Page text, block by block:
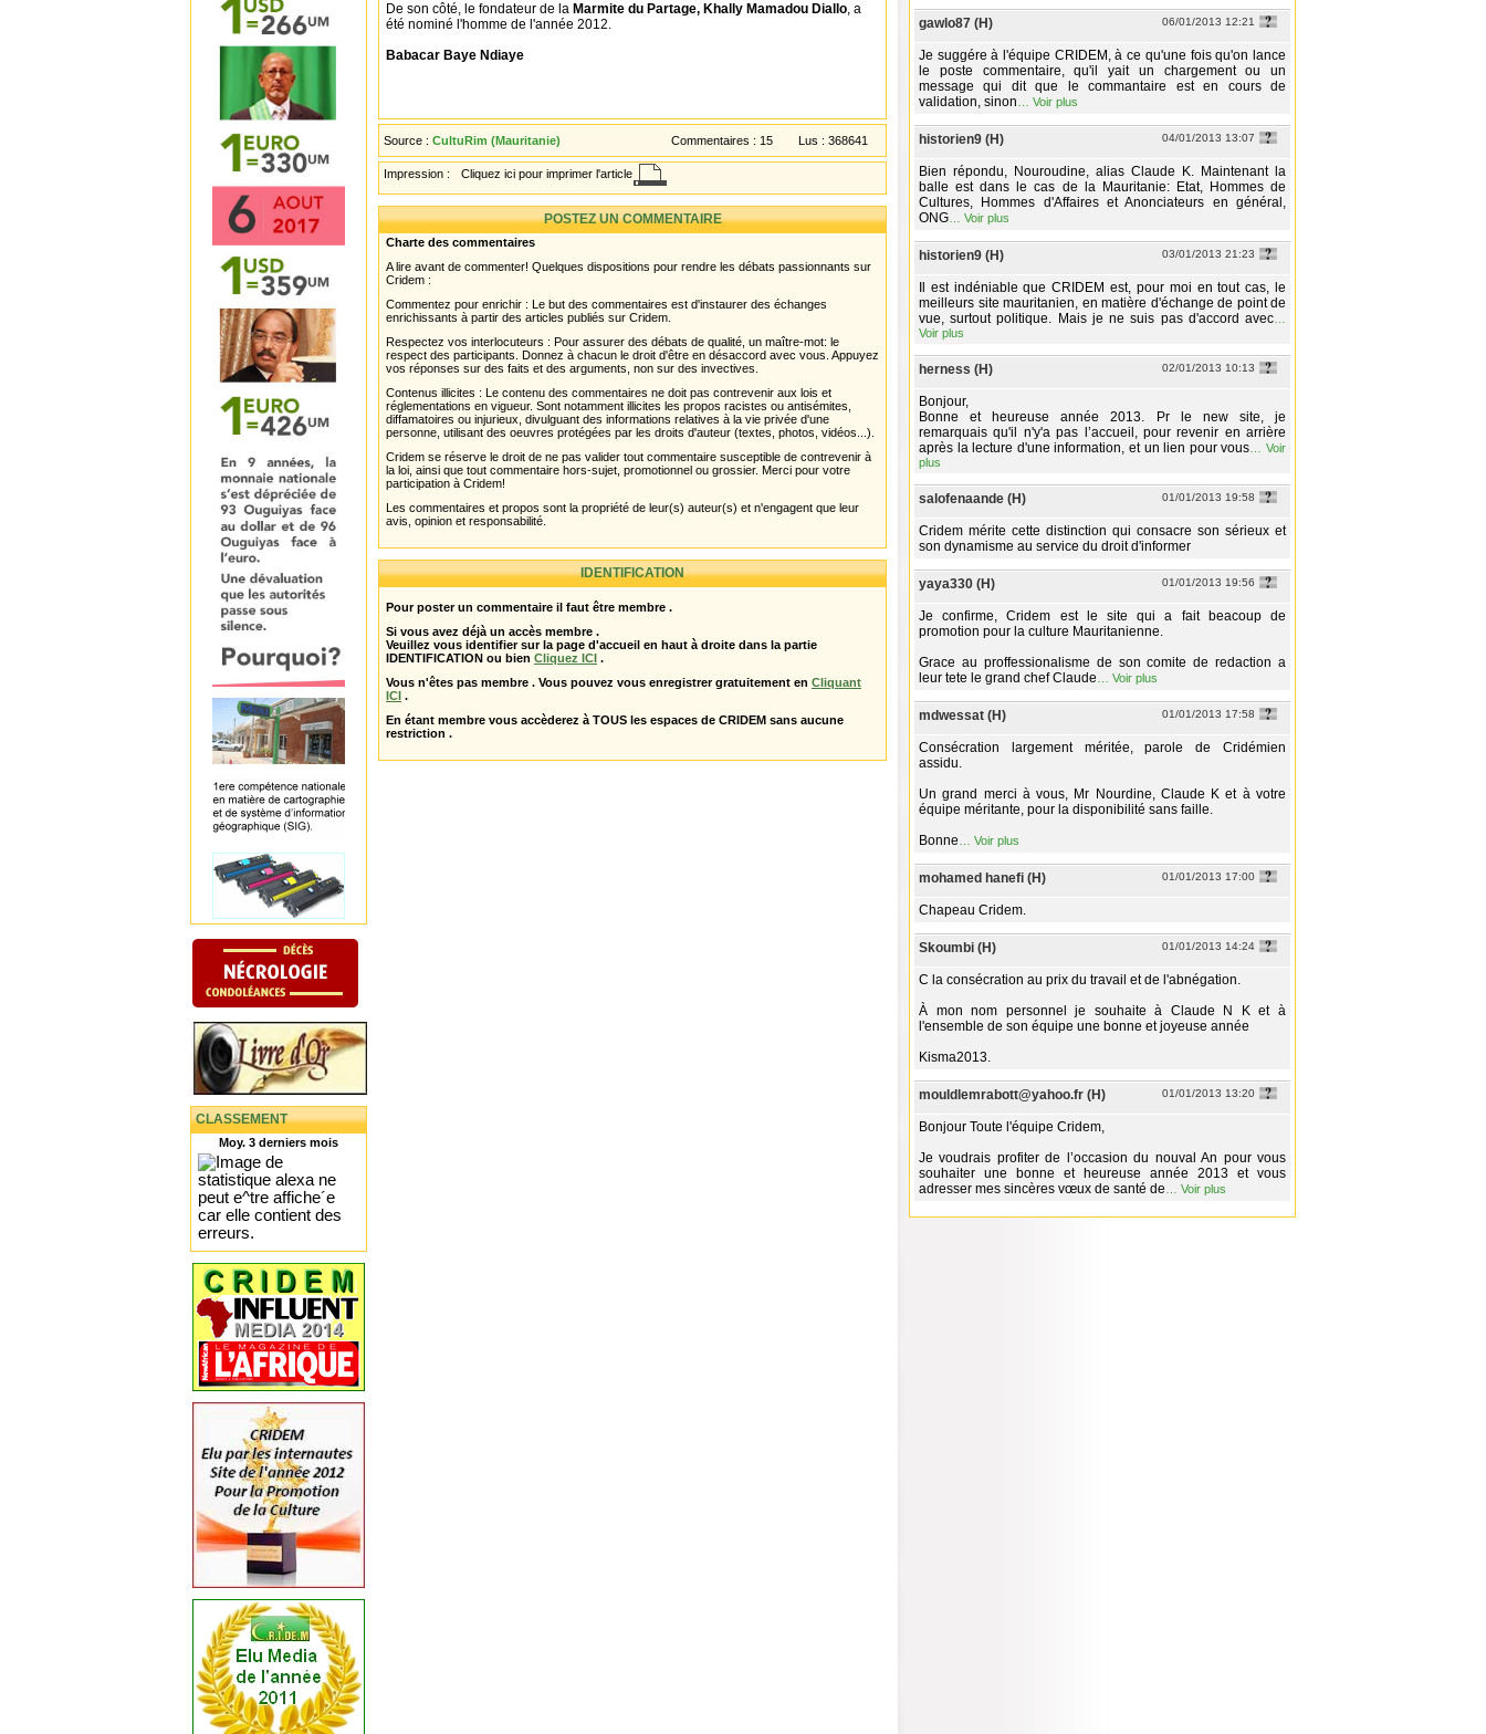
CLASSEMENT
Moy. 3 derniers mois
De son côté, le fondateur de la Marmite du Partage, Khally Mamadou Diallo, a
été nominé l'homme de l'année 2012.
Babacar Baye Ndiaye
Source : CultuRim (Mauritanie) Commentaires : 15 Lus : 368641
Impression : Cliquez ici pour imprimer l'article
POSTEZ UN COMMENTAIRE
Charte des commentaires
A lire avant de commenter! Quelques dispositions pour rendre les débats passionnants sur
Cridem :
Commentez pour enrichir : Le but des commentaires est d'instaurer des échanges
enrichissants à partir des articles publiés sur Cridem.
Respectez vos interlocuteurs : Pour assurer des débats de qualité, un maître-mot: le
respect des participants. Donnez à chacun le droit d'être en désaccord avec vous. Appuyez
vos réponses sur des faits et des arguments, non sur des invectives.
Contenus illicites : Le contenu des commentaires ne doit pas contrevenir aux lois et
réglementations en vigueur. Sont notamment illicites les propos racistes ou antisémites,
diffamatoires ou injurieux, divulguant des informations relatives à la vie privée d'une
personne, utilisant des oeuvres protégées par les droits d'auteur (textes, photos, vidéos...).
Cridem se réserve le droit de ne pas valider tout commentaire susceptible de contrevenir à
la loi, ainsi que tout commentaire hors-sujet, promotionnel ou grossier. Merci pour votre
participation à Cridem!
Les commentaires et propos sont la propriété de leur(s) auteur(s) et n'engagent que leur
avis, opinion et responsabilité.
IDENTIFICATION
Pour poster un commentaire il faut être membre .
Si vous avez déjà un accès membre .
Veuillez vous identifier sur la page d'accueil en haut à droite dans la partie
IDENTIFICATION ou bien Cliquez ICI .
Vous n'êtes pas membre . Vous pouvez vous enregistrer gratuitement en Cliquant
ICI .
En étant membre vous accèderez à TOUS les espaces de CRIDEM sans aucune
restriction .
gawlo87 (H) 06/01/2013 12:21
Je suggére à l'équipe CRIDEM, à ce qu'une fois qu'on lance
le poste commentaire, qu'il yait un chargement ou un
message qui dit que le commantaire est en cours de
validation, sinon
Voir plus
historien9 (H) 04/01/2013 13:07
Bien répondu, Nouroudine, alias Claude K. Maintenant la
balle est dans le cas de la Mauritanie: Etat, Hommes de
Cultures, Hommes d'Affaires et Anonciateurs en général,
ONG
Voir plus
historien9 (H) 03/01/2013 21:23
Il est indéniable que CRIDEM est, pour moi en tout cas, le
meilleurs site mauritanien, en matière d'échange de point de
vue, surtout politique. Mais je ne suis pas d'accord avec
Voir plus
herness (H) 02/01/2013 10:13
Bonjour,
Bonne et heureuse année 2013. Pr le new site, je
remarquais qu'il n'y'a pas l’accueil, pour revenir en arrière
après la lecture d'une information, et un lien pour vous …Voir
plus
salofenaande (H) 01/01/2013 19:58
Cridem mérite cette distinction qui consacre son sérieux et
son dynamisme au service du droit d'informer
yaya330 (H) 01/01/2013 19:56
Je confirme, Cridem est le site qui a fait beacoup de
promotion pour la culture Mauritanienne.
Grace au proffessionalisme de son comite de redaction a
leur tete le grand chef Claude
Voir plus
mdwessat (H) 01/01/2013 17:58
Consécration largement méritée, parole de Cridémien
assidu.
Un grand merci à vous, Mr Nourdine, Claude K et à votre
équipe méritante, pour la disponibilité sans faille.
Bonne
Voir plus
mohamed hanefi (H) 01/01/2013 17:00
Chapeau Cridem.
Skoumbi (H) 01/01/2013 14:24
C la consécration au prix du travail et de l'abnégation.
À mon nom personnel je souhaite à Claude N K et à
l'ensemble de son équipe une bonne et joyeuse année
Kisma2013.
mouldlemrabott@yahoo.fr (H) 01/01/2013 13:20
Bonjour Toute l'équipe Cridem,
Je voudrais profiter de l’occasion du nouval An pour vous
souhaiter une bonne et heureuse année 2013 et vous
adresser mes sincères vœux de santé de
Voir plus